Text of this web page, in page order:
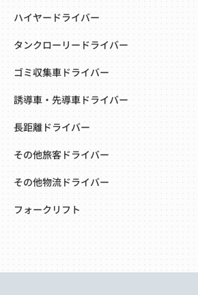
ハイヤードライバー
タンクローリードライバー
ゴミ収集車ドライバー
誘導車・先導車ドライバー
長距離ドライバー
その他旅客ドライバー
その他物流ドライバー
フォークリフト